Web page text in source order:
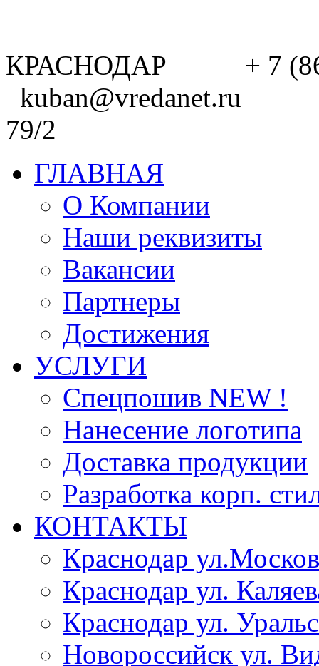
КРАСНОДАР + 7
kuban@vredanet.ru г.
79/2
ГЛАВНАЯ
О Компании
Наши реквизиты
Вакансии
Партнеры
Достижения
УСЛУГИ
Спецпошив NEW !
Нанесение логотипа
Доставка продукции
Разработка корп.
КОНТАКТЫ
Краснодар
Краснодар ул.
Краснодар ул.
Новороссийск ул.